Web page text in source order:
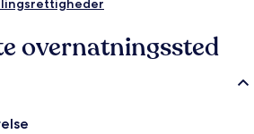
overnatningssted